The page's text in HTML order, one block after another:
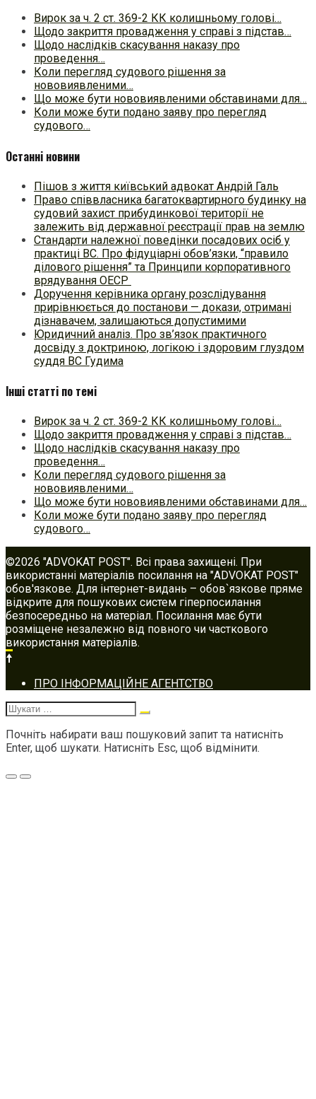
Вирок за ч. 2 ст. 369-2 КК колишньому голові…
Щодо закриття провадження у справі з підстав…
Щодо наслідків скасування наказу про
проведення…
Коли перегляд судового рішення за
нововиявленими…
Що може бути нововиявленими обставинами для…
Коли може бути подано заяву про перегляд
судового…
Останні новини
Пішов з життя київський адвокат Андрій Галь
Право співвласника багатоквартирного будинку на
судовий захист прибудинкової території не
залежить від державної реєстрації прав на землю
Стандарти належної поведінки посадових осіб у
практиці ВC. Про фідуціарні обов’язки, “правило
ділового рішення” та Принципи корпоративного
врядування ОЕСР
Доручення керівника органу розслідування
прирівнюється до постанови — докази, отримані
дізнавачем, залишаються допустимими
Юридичний аналіз. Про зв’язок практичного
досвіду з доктриною, логікою і здоровим глуздом
суддя ВС Гудима
Інші статті по темі
Вирок за ч. 2 ст. 369-2 КК колишньому голові…
Щодо закриття провадження у справі з підстав…
Щодо наслідків скасування наказу про
проведення…
Коли перегляд судового рішення за
нововиявленими…
Що може бути нововиявленими обставинами для…
Коли може бути подано заяву про перегляд
судового…
©2026 "ADVOKAT POST". Всі права захищені. При
використанні матеріалів посилання на "ADVOKAT POST"
обов'язкове. Для інтернет-видань – обов`язкове пряме
відкрите для пошукових систем гіперпосилання
безпосередньо на матеріал. Посилання має бути
розміщене незалежно від повного чи часткового
використання матеріалів.
Footer
navigation
ПРО ІНФОРМАЦІЙНЕ АГЕНТСТВО
Шукати:
Почніть набирати ваш пошуковий запит та натисніть
Enter, щоб шукати. Натисніть Esc, щоб відмінити.
Меню